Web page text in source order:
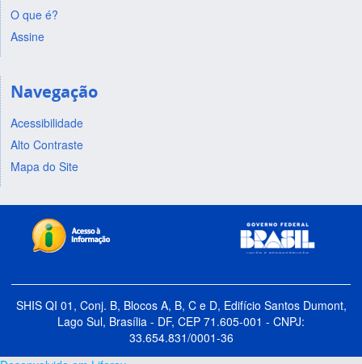
O que é?
Assine
Navegação
Acessibilidade
Alto Contraste
Mapa do Site
SHIS QI 01, Conj. B, Blocos A, B, C e D, Edifício Santos Dumont,
Lago Sul, Brasília - DF, CEP 71.605-001 - CNPJ:
33.654.831/0001-36